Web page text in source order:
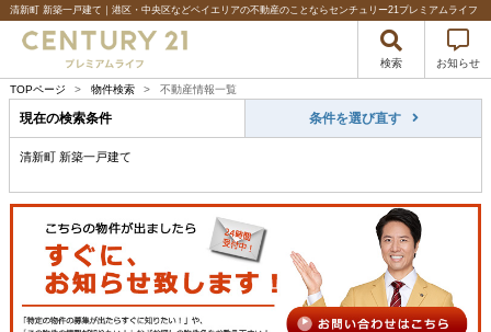
清新町 新築一戸建て｜港区・中央区などベイエリアの不動産のことならセンチュリー21プレミアムライフ
検索 お知らせ
TOPページ > 物件検索 > 不動産情報一覧
現在の検索条件 条件を選び直す
清新町 新築一戸建て